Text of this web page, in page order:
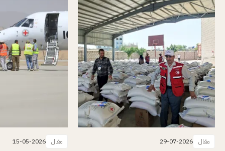
مقال 29-07-2026 مقال 15-05-2026